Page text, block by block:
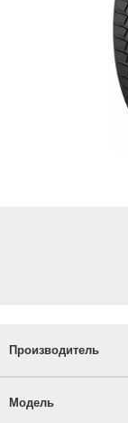
Производитель
Модель